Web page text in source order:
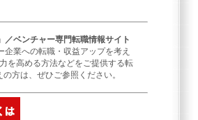
／ベンチャー専門転職情報サイト
業への転職・収益アップを考え
を高める方法などをご提供する転
方は、ぜひご参照ください。